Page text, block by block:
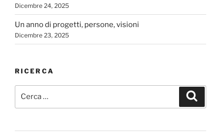
Dicembre 24, 2025
Un anno di progetti, persone, visioni
Dicembre 23, 2025
RICERCA